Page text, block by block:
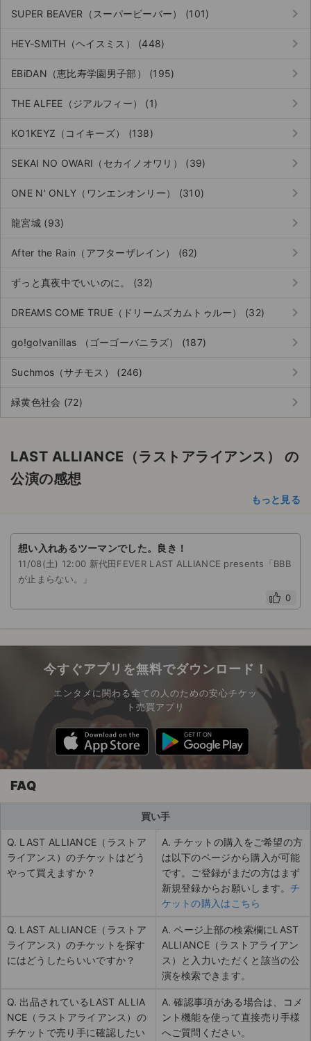
SUPER BEAVER（スーパービーバー） (101) keyboard_arrow_right
HEY-SMITH（ヘイスミス） (448) keyboard_arrow_right
EBiDAN（恵比寿学園男子部） (195) keyboard_arrow_right
THE ALFEE（ジアルフィー） (1) keyboard_arrow_right
KO1KEYZ（コイキーズ） (138) keyboard_arrow_right
SEKAI NO OWARI（セカイノオワリ） (39) keyboard_arrow_right
ONE N' ONLY（ワンエンオンリー） (310) keyboard_arrow_right
龍宮城 (93) keyboard_arrow_right
After the Rain（アフターザレイン） (62) keyboard_arrow_right
ずっと真夜中でいいのに。 (32) keyboard_arrow_right
DREAMS COME TRUE（ドリームズカムトゥルー） (32) keyboard_arrow_right
go!go!vanillas （ゴーゴーバニラズ） (187) keyboard_arrow_right
Suchmos（サチモス） (246) keyboard_arrow_right
緑黄色社会 (72) keyboard_arrow_right
LAST ALLIANCE（ラストアライアンス） の
公演の感想
もっと見る
想い入れあるツーマンでした。良き！
11/08(土) 12:00 新代田FEVER LAST ALLIANCE presents「BBB
が止まらない。」
0
今すぐアプリを無料でダウンロード！
エンタメに関わる全ての人のための安心チケッ
ト売買アプリ
FAQ
買い手
Q. LAST ALLIANCE（ラストア
ライアンス）のチケットはどう
やって買えますか？
A. チケットの購入をご希望の方
は以下のページから購入が可能
です。ご登録がまだの方はまず
新規登録からお願いします。 チ
ケットの購入はこちら
Q. LAST ALLIANCE（ラストア
ライアンス）のチケットを探す
にはどうしたらいいですか？
A. ページ上部の検索欄にLAST
ALLIANCE（ラストアライアン
ス）と入力いただくと該当の公
演を検索できます。
Q. 出品されているLAST ALLIA
NCE（ラストアライアンス）の
チケットで売り手に確認したい
A. 確認事項がある場合は、コメ
ント機能を使って直接売り手様
へご質問ください。